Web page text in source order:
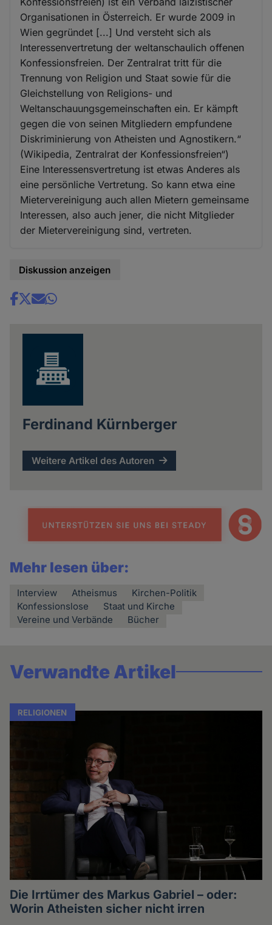
Organisationen in Österreich. Er wurde 2009 in
Wien gegründet [...] Und versteht sich als
Interessenvertretung der weltanschaulich offenen
Konfessionsfreien. Der Zentralrat tritt für die
Trennung von Religion und Staat sowie für die
Gleichstellung von Religions- und
Weltanschauungsgemeinschaften ein. Er kämpft
gegen die von seinen Mitgliedern empfundene
Diskriminierung von Atheisten und Agnostikern.“
(Wikipedia, Zentralrat der Konfessionsfreien“)
Eine Interessensvertretung ist etwas Anderes als
eine persönliche Vertretung. So kann etwa eine
Mietervereinigung auch allen Mietern gemeinsame
Interessen, also auch jener, die nicht Mitglieder
der Mietervereinigung sind, vertreten.
Diskussion anzeigen
Share
Ferdinand Kürnberger
Weitere Artikel des Autoren
Mehr lesen über:
Interview Atheismus
Kirchen-Politik
Konfessionslose
Staat und Kirche
Vereine und Verbände
Bücher
Verwandte Artikel
RELIGIONEN
Die Irrtümer des Markus Gabriel – oder:
Worin Atheisten sicher nicht irren